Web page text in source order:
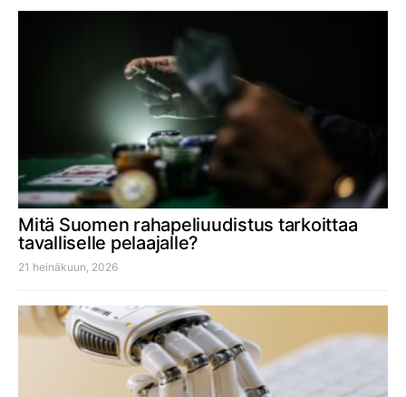
Mitä Suomen rahapeliuudistus tarkoittaa
tavalliselle pelaajalle?
21 heinäkuun, 2026